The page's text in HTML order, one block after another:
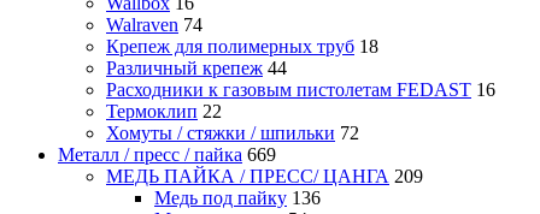
Walraven 74
Крепеж для полимерных труб 18
Различный крепеж 44
Расходники к газовым пистолетам FEDAST 16
Термоклип 22
Хомуты / стяжки / шпильки 72
Металл / пресс / пайка 669
МЕДЬ ПАЙКА / ПРЕСС/ ЦАНГА 209
Медь под пайку 136